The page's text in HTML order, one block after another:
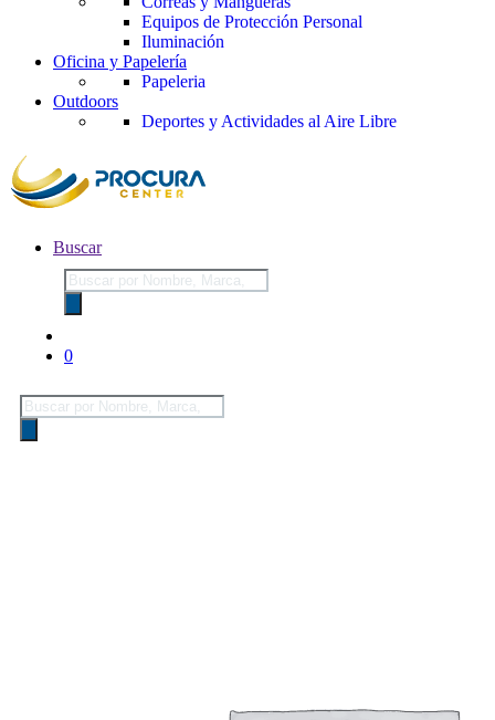
Equipos de Protección Personal
Iluminación
Oficina y Papelería
Papeleria
Outdoors
Deportes y Actividades al Aire Libre
Buscar
Búsqueda
de
productos
0
Búsqueda
de
productos